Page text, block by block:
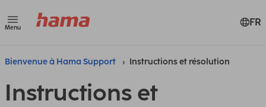
Menu FR
Bienvenue à Hama Support Instructions et résolution
Instructions et